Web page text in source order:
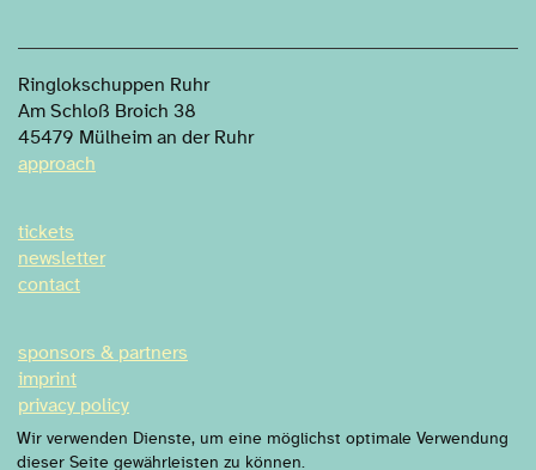
Ringlokschuppen Ruhr
Am Schloß Broich 38
45479 Mülheim an der Ruhr
approach
tickets
newsletter
contact
sponsors & partners
imprint
privacy policy
privacy settings
Wir verwenden Dienste, um eine möglichst optimale Verwendung
dieser Seite gewährleisten zu können.